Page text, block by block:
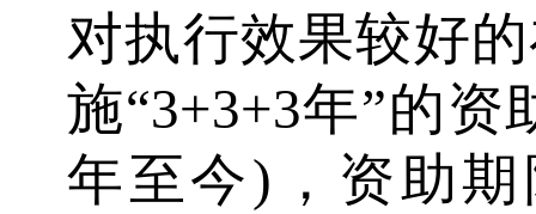
对执行效果较好
施“3+3+3年”的资
年至今)，资助期